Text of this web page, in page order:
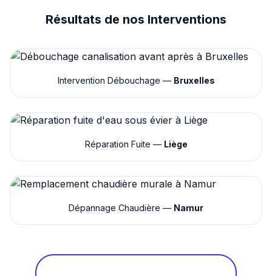
Résultats de nos Interventions
Intervention Débouchage — Bruxelles
Réparation Fuite — Liège
Dépannage Chaudière — Namur